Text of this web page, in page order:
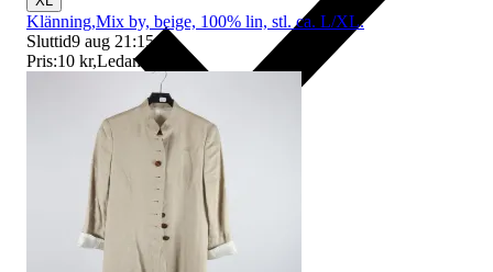
Klänning,Mix by, beige, 100% lin, stl. ca. L/XL.
Sluttid9 aug 21:15.
Pris:10 kr,Ledande bud .